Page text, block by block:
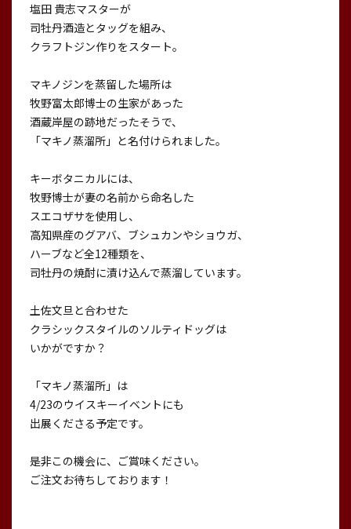
塩田 貴志マスターが
司牡丹酒造とタッグを組み、
クラフトジン作りをスタート。
マキノジンを蒸留した場所は
牧野富太郎博士の生家があった
酒蔵岸屋の跡地だったそうで、
「マキノ蒸溜所」と名付けられました。
キーボタニカルには、
牧野博士が妻の名前から命名した
スエコザサを使用し、
高知県産のグアバ、ブシュカンやショウガ、
ハーブなど全12種類を、
司牡丹の焼酎に漬け込んで蒸溜しています。
土佐文旦と合わせた
クラシックスタイルのソルティドッグは
いかがですか？
「マキノ蒸溜所」は
4/23のウイスキーイベントにも
出展くださる予定です。
是非この機会に、ご賞味ください。
ご注文お待ちしております！